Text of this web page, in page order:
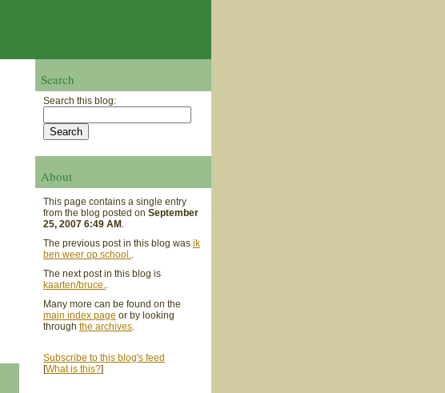
Search
Search this blog:
About
This page contains a single entry
from the blog posted on September
25, 2007 6:49 AM .
The previous post in this blog was ik
ben weer op school..
The next post in this blog is
kaarten/bruce..
Many more can be found on the
main index page or by looking
through the archives.
Subscribe to this blog's feed
[What is this?]